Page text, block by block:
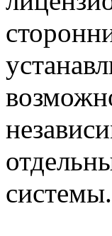
системы.